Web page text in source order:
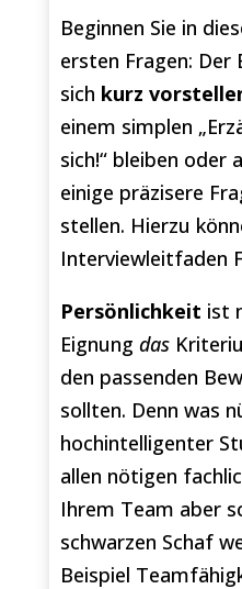
Beginnen Sie in
ersten Fragen: Der
sich kurz
einem simplen
sich!“ bleiben oder
einige präzisere
stellen. Hierzu
Interviewleitfaden
Persönlichkeit ist
Eignung das
den passenden
sollten. Denn was
hochintelligenter
allen nötigen
Ihrem Team aber
schwarzen Schaf
Beispiel